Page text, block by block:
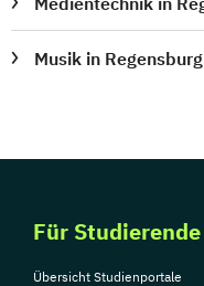
Musik in
Für Studierende
Übersicht Studienportale